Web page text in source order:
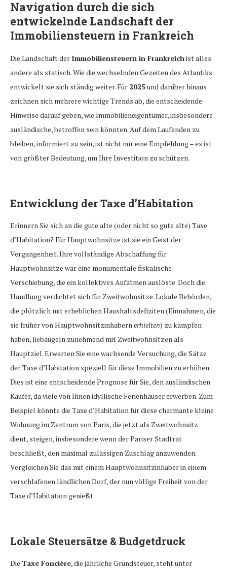
Navigation durch die sich
entwickelnde Landschaft der
Immobiliensteuern in Frankreich
Die Landschaft der Immobiliensteuern in Frankreichist alles
andere als statisch. Wie die wechselnden Gezeiten des Atlantiks
entwickelt sie sich ständig weiter. Für 2025und darüber hinaus
zeichnen sich mehrere wichtige Trends ab, die entscheidende
Hinweise darauf geben, wie Immobilieneigentümer, insbesondere
ausländische, betroffen sein könnten. Auf dem Laufenden zu
bleiben, informiert zu sein, ist nicht nur eine Empfehlung – es ist
von größter Bedeutung, um Ihre Investition zu schützen.
Entwicklung der Taxe d’Habitation
Erinnern Sie sich an die gute alte (oder nicht so gute alte) Taxe
d’Habitation? Für Hauptwohnsitze ist sie ein Geist der
Vergangenheit. Ihre vollständige Abschaffung für
Hauptwohnsitze war eine monumentale fiskalische
Verschiebung, die ein kollektives Aufatmen auslöste. Doch die
Handlung verdichtet sich für Zweitwohnsitze. Lokale Behörden,
die plötzlich mit erheblichen Haushaltsdefiziten (Einnahmen, die
sie früher von Hauptwohnsitzinhabernerhielten) zu kämpfen
haben, liebäugeln zunehmend mit Zweitwohnsitzen als
Hauptziel. Erwarten Sie eine wachsende Versuchung, die Sätze
der Taxe d’Habitation speziell für diese Immobilien zu erhöhen.
Dies ist eine entscheidende Prognose für Sie, den ausländischen
Käufer, da viele von Ihnen idyllische Ferienhäuser erwerben. Zum
Beispiel könnte die Taxe d’Habitation für diese charmante kleine
Wohnung im Zentrum von Paris, die jetzt als Zweitwohnsitz
dient, steigen, insbesondere wenn der Pariser Stadtrat
beschließt, den maximal zulässigen Zuschlag anzuwenden.
Vergleichen Sie das mit einem Hauptwohnsitzinhaber in einem
verschlafenen ländlichen Dorf, der nun völlige Freiheit von der
Taxe d’Habitation genießt.
Lokale Steuersätze & Budgetdruck
Die Taxe Foncière, die jährliche Grundsteuer, steht unter